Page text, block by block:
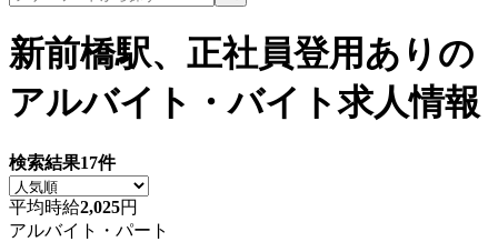
新前橋駅、正社員登用あり の
アルバイト・バイト求人情報
検索結果17件
平均時給2,025円
アルバイト・パート